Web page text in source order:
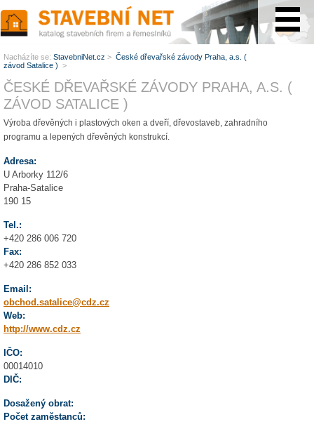
ČESKÉ DŘEVAŘSKÉ ZÁVODY PRAHA, A.S. (
ZÁVOD SATALICE )
Výroba dřevěných i plastových oken a dveří, dřevostaveb, zahradního
programu a lepených dřevěných konstrukcí.
Adresa:
U Arborky 112/6
Praha-Satalice
190 15
Tel.:
+420 286 006 720
Fax:
+420 286 852 033
Email:
obchod.satalice@cdz.cz
Web:
http://www.cdz.cz
IČO:
00014010
DIČ:
Dosažený obrat:
Počet zaměstanců:
Nacházíte se: StavebniNet.cz > České dřevařské závody Praha, a.s. (
závod Satalice ) >